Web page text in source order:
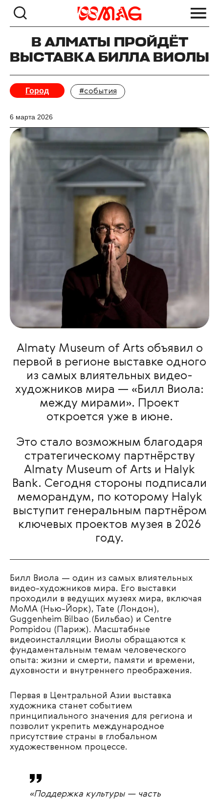
В АЛМАТЫ ПРОЙДЁТ
ВЫСТАВКА БИЛЛА ВИОЛЫ
Город #события
6 марта 2026
Almaty Museum of Arts объявил о
первой в регионе выставке одного
из самых влиятельных видео-
художников мира — «Билл Виола:
между мирами». Проект
откроется уже в июне.
Это стало возможным благодаря
стратегическому партнёрству
Almaty Museum of Arts и Halyk
Bank. Сегодня стороны подписали
меморандум, по которому Halyk
выступит генеральным партнёром
ключевых проектов музея в 2026
году.
Билл Виола — один из самых влиятельных
видео-художников мира. Его выставки
проходили в ведущих музеях мира, включая
MoMA (Нью-Йорк), Tate (Лондон),
Guggenheim Bilbao (Бильбао) и Centre
Pompidou (Париж). Масштабные
видеоинсталляции Виолы обращаются к
фундаментальным темам человеческого
опыта: жизни и смерти, памяти и времени,
духовности и внутреннего преображения.
Первая в Центральной Азии выставка
художника станет событием
принципиального значения для региона и
позволит укрепить международное
присутствие страны в глобальном
художественном процессе.
«Поддержка культуры — часть